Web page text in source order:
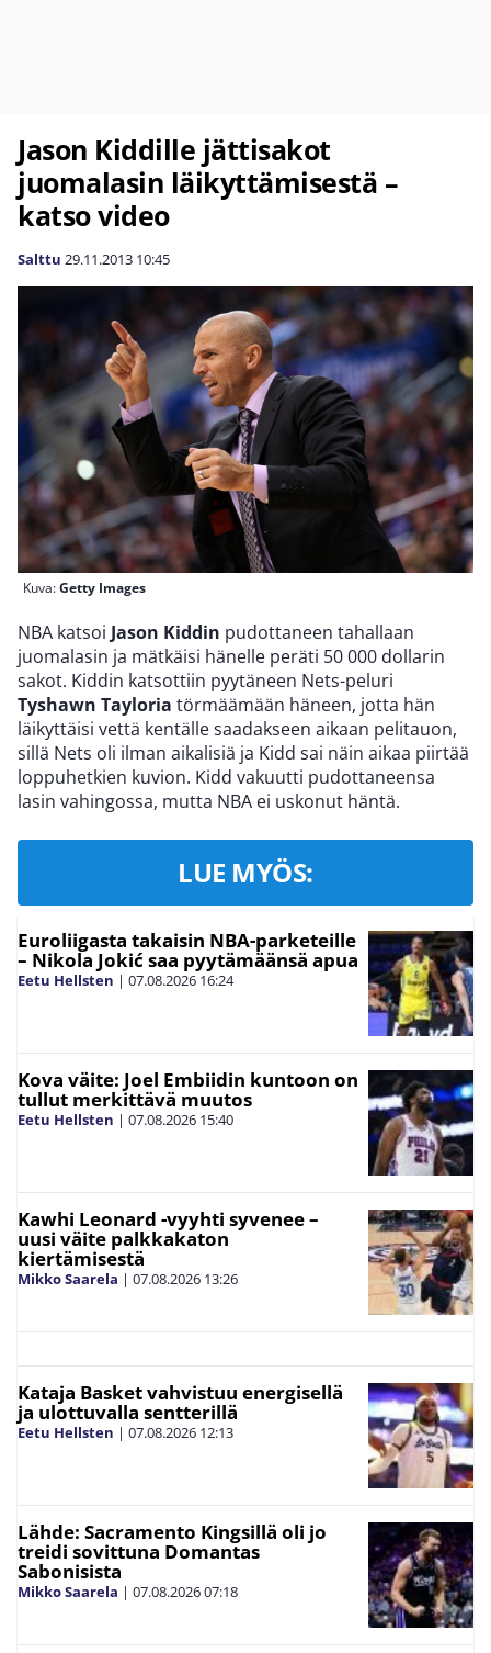
Jason Kiddille jättisakot
juomalasin läikyttämisestä –
katso video
Salttu 29.11.2013 10:45
Kuva:Getty Images
NBA katsoi Jason Kiddin pudottaneen tahallaan
juomalasin ja mätkäisi hänelle peräti 50 000 dollarin
sakot. Kiddin katsottiin pyytäneen Nets-peluri
Tyshawn Tayloria törmäämään häneen, jotta hän
läikyttäisi vettä kentälle saadakseen aikaan pelitauon,
sillä Nets oli ilman aikalisiä ja Kidd sai näin aikaa piirtää
loppuhetkien kuvion. Kidd vakuutti pudottaneensa
lasin vahingossa, mutta NBA ei uskonut häntä.
LUE MYÖS:
Euroliigasta takaisin NBA-parketeille
– Nikola Jokić saa pyytämäänsä apua
Eetu Hellsten | 07.08.2026 16:24
Kova väite: Joel Embiidin kuntoon on
tullut merkittävä muutos
Eetu Hellsten | 07.08.2026 15:40
Kawhi Leonard -vyyhti syvenee –
uusi väite palkkakaton
kiertämisestä
Mikko Saarela | 07.08.2026 13:26
Kataja Basket vahvistuu energisellä
ja ulottuvalla sentterillä
Eetu Hellsten | 07.08.2026 12:13
Lähde: Sacramento Kingsillä oli jo
treidi sovittuna Domantas
Sabonisista
Mikko Saarela | 07.08.202607:18